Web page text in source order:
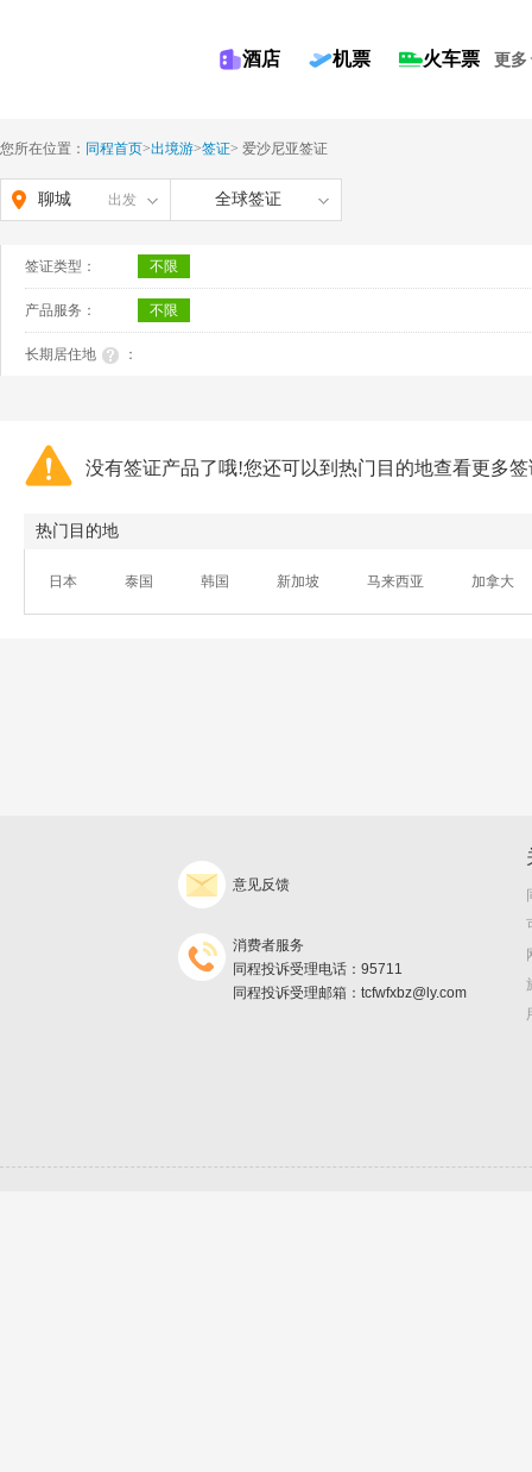
酒店 机票 火车票 更多
您所在位置： 同程首页>出境游>签证> 爱沙尼亚签证
聊城 出发 全球签证
签证类型： 不限
产品服务： 不限
长期居住地 ：
没有签证产品了哦!您还可以到热门目的地查看更多
热门目的地
日本 泰国 韩国 新加坡 马来西亚 加拿大
意见反馈
消费者服务
同程投诉受理电话：95711
同程投诉受理邮箱：tcfwfxbz@ly.com